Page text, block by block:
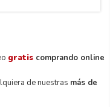
gratis comprando online
de nuestras más de